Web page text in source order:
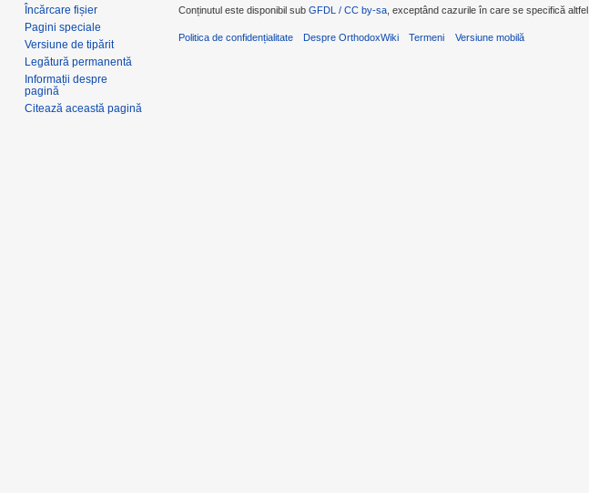
Încărcare fișier
Pagini speciale
Versiune de tipărit
Legătură permanentă
Informații despre
pagină
Citează această pagină
Conținutul este disponibil sub GFDL / CC by-sa , exceptând cazurile în care se specifică altfel.
Politica de confidențialitate Despre OrthodoxWiki Termeni Versiune mobilă